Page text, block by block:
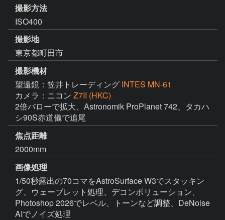
撮影方法
ISO400
撮影地
東京都町田市
撮影機材
望遠鏡：笠井トレーディング INTES MN-61
カメラ：ニコン Z7II (HKC)
2倍バローで拡大、Astronomik ProPlanet 742、タカハ
シ90S赤道儀で追尾
焦点距離
2000mm
画像処理
1/50秒露出の70コマをAstroSurface W3でスタッキン
グ、ウェーブレット処理、デコンボリューション、
Photoshop 2026でレベル、トーンなど調整、DeNoise
AIでノイズ処理